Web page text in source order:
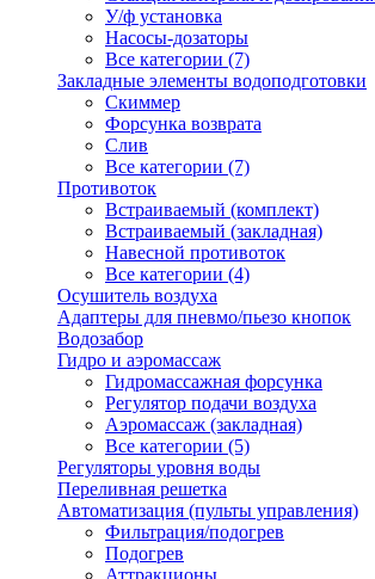
У/ф установка
Насосы-дозаторы
Все категории (7)
Закладные элементы водоподготовки
Скиммер
Форсунка возврата
Слив
Все категории (7)
Противоток
Встраиваемый (комплект)
Встраиваемый (закладная)
Навесной противоток
Все категории (4)
Осушитель воздуха
Адаптеры для пневмо/пьезо кнопок
Водозабор
Гидро и аэромассаж
Гидромассажная форсунка
Регулятор подачи воздуха
Аэромассаж (закладная)
Все категории (5)
Регуляторы уровня воды
Переливная решетка
Автоматизация (пульты управления)
Фильтрация/подогрев
Подогрев
Аттракционы